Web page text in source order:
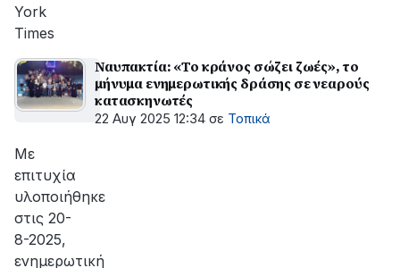
York
Times
Ναυπακτία: «Το κράνος σώζει ζωές», το
μήνυμα ενημερωτικής δράσης σε νεαρούς
κατασκηνωτές
22 Αυγ 2025 12:34 σε Τοπικά
Με
επιτυχία
υλοποιήθηκε
στις 20-
8-2025,
ενημερωτική